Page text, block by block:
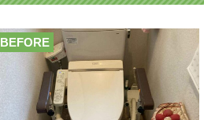
BEFORE